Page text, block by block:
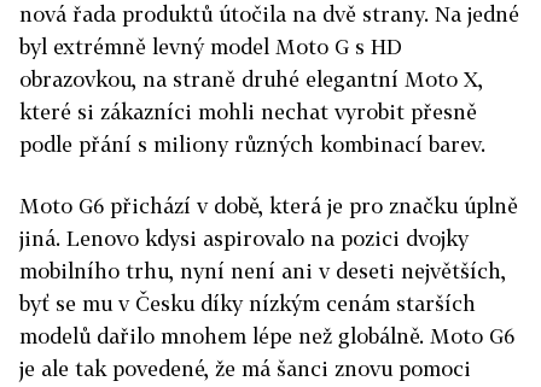
nová řada produktů útočila na dvě strany. Na jedné
byl extrémně levný model Moto G s HD
obrazovkou, na straně druhé elegantní Moto X,
které si zákazníci mohli nechat vyrobit přesně
podle přání s miliony různých kombinací barev.
Moto G6 přichází v době, která je pro značku úplně
jiná. Lenovo kdysi aspirovalo na pozici dvojky
mobilního trhu, nyní není ani v deseti největších,
byť se mu v Česku díky nízkým cenám starších
modelů dařilo mnohem lépe než globálně. Moto G6
je ale tak povedené, že má šanci znovu pomoci